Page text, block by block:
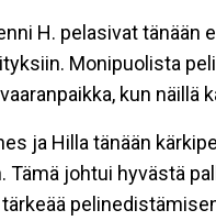
H. pelasivat
Monipuolista
kun näillä
ja Hilla tänään
Tämä johtui hyvästä